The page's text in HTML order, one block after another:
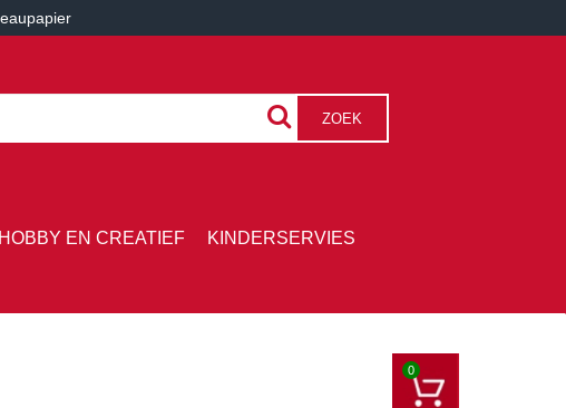
ZOEK
HOBBY EN CREATIEF KINDERSERVIES
0